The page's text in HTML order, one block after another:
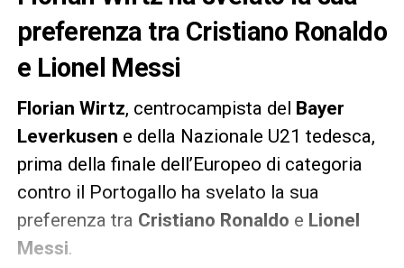
preferenza tra Cristiano Ronaldo
e Lionel Messi
Florian Wirtz, centrocampista del Bayer
Leverkusen e della Nazionale U21 tedesca,
prima della finale dell’Europeo di categoria
contro il Portogallo ha svelato la sua
preferenza tra Cristiano Ronaldo e Lionel
Messi.